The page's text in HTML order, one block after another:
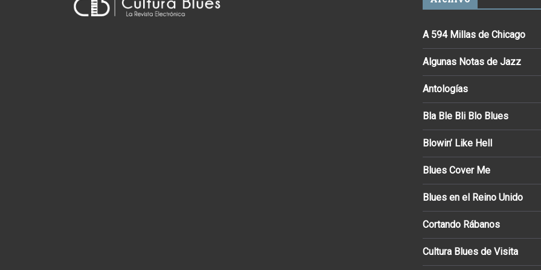
A 594 Millas de Chicago
Algunas Notas de Jazz
Antologías
Bla Ble Bli Blo Blues
Blowin’ Like Hell
Blues Cover Me
Blues en el Reino Unido
Cortando Rábanos
Cultura Blues de Visita